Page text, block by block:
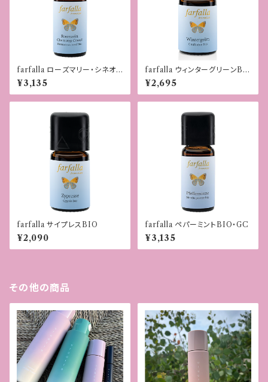
farfalla ローズマリー・シネオ
ール（ケモタイプ）BIO野生
¥3,135
farfalla ウィンターグリーンBI
O
¥2,695
farfalla サイプレスBIO
¥2,090
farfalla ペパーミントBIO・GC
¥3,135
その他の商品